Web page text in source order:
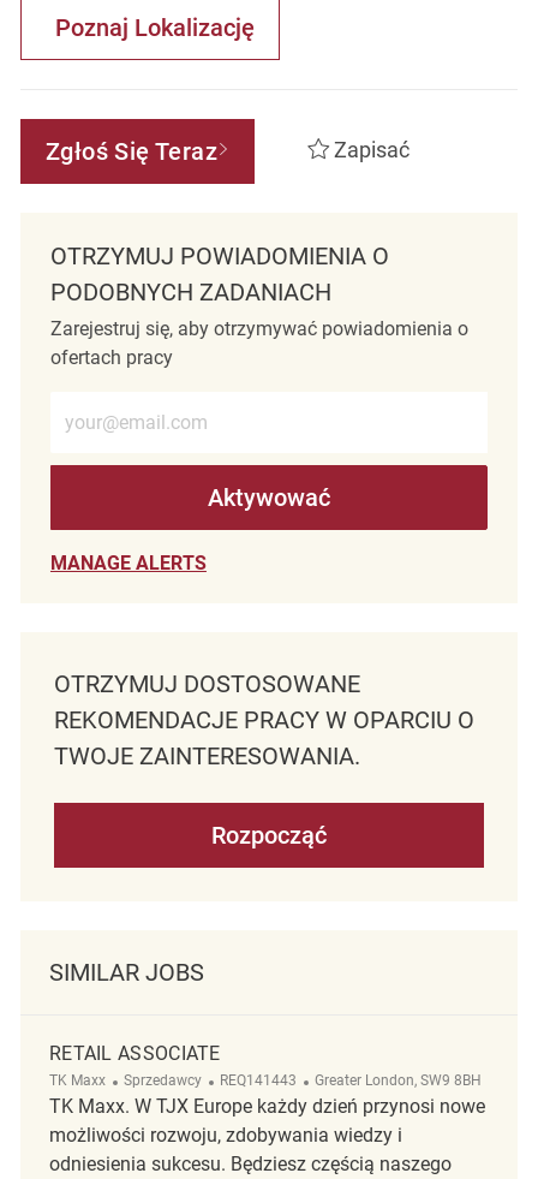
Poznaj Lokalizację
Zgłoś Się Teraz Zapisać
OTRZYMUJ POWIADOMIENIA O
PODOBNYCH ZADANIACH
Zarejestruj się, aby otrzymywać powiadomienia o
ofertach pracy
Aktywować
MANAGE ALERTS
OTRZYMUJ DOSTOSOWANE
REKOMENDACJE PRACY W OPARCIU O
TWOJE ZAINTERESOWANIA.
Rozpocząć
SIMILAR JOBS
RETAIL ASSOCIATE
TK Maxx Kategoria
Sprzedawcy ReqId
REQ141443 Lokalizacja
Greater London, SW9 8BH
TK Maxx. W TJX Europe każdy dzień przynosi nowe
możliwości rozwoju, zdobywania wiedzy i
odniesienia sukcesu. Będziesz częścią naszego